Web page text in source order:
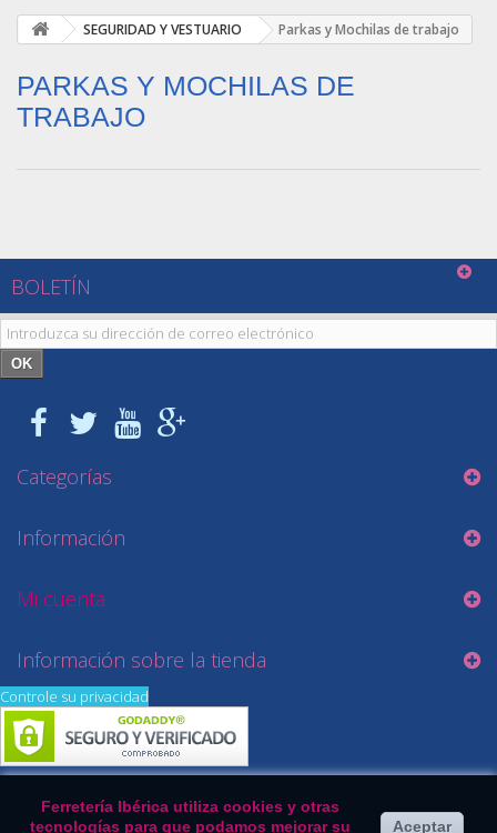
SEGURIDAD Y VESTUARIO Parkas y Mochilas de trabajo
PARKAS Y MOCHILAS DE
TRABAJO
BOLETÍN
OK
Categorías
Información
Mi cuenta
Información sobre la tienda
Ferretería Ibérica utiliza cookies y otras
tecnologías para que podamos mejorar su
Aceptar
Controle su privacidad